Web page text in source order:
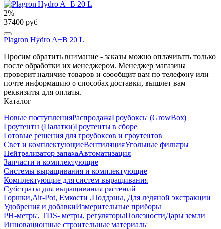
2%
37400 руб
Plagron Hydro A+B 20 L
Просим обратить внимание - заказы можно оплачивать только
после обработки их менеджером. Менеджер магазина
проверит наличие товаров и соообщит вам по телефону или
почте информацию о способах доставки, вышлет вам
реквизиты для оплаты.
Каталог
Новые поступленияРаспродажаГроубоксы (GrowBox)
Гроутенты (Палатки)Гроутенты в сборе
Готовые решения для гроубоксов и гроутентов
Свет и комплектующиеВентиляцияУгольные фильтры
Нейтрализатор запахаАвтоматизация
Запчасти и комплектующие
Системы выращивания и комплектующие
Комплектующие для систем выращивания
Субстраты для выращивания растений
Горшки,Air-Pot, Емкости ,Поддоны, Для ледяной экстракции
Удобрения и добавкиИзмерительные приборы
РН-метры, TDS- метры, регуляторыПолезностиДары земли
Инновационные строительные материалы